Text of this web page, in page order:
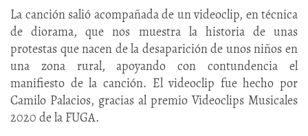
La canción salió acompañada de un videoclip, en técnica
de diorama, que nos muestra la historia de unas
protestas que nacen de la desaparición de unos niños en
una zona rural, apoyando con contundencia el
manifiesto de la canción. El videoclip fue hecho por
Camilo Palacios, gracias al premio Videoclips Musicales
2020 de la FUGA.